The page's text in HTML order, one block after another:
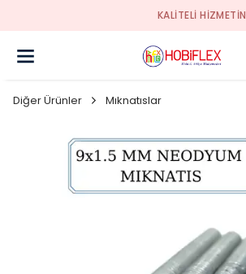
KALİTELİ HİZMETİN ADRESİ
Diğer Ürünler Mıknatıslar